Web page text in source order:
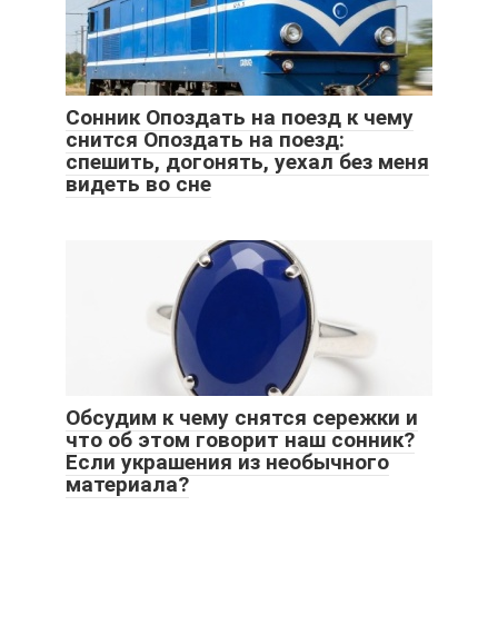
Сонник Опоздать на поезд к чему
снится Опоздать на поезд:
спешить, догонять, уехал без меня
видеть во сне
Обсудим к чему снятся сережки и
что об этом говорит наш сонник?
Если украшения из необычного
материала?